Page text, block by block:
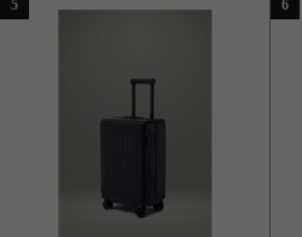
5 6